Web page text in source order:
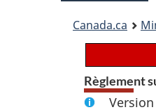
Canada.ca
Règlement